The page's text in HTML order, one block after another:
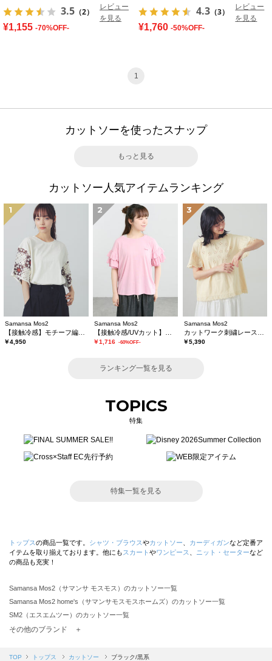
3.5 （2）
レビュー
を見る
¥1,155 -70%OFF-
4.3 （3）
レビュー
を見る
¥1,760 -50%OFF-
1
カットソーを使ったスナップ
もっと見る
カットソー人気アイテムランキング
1
Samansa Mos2
￥4,950
2
Samansa Mos2
￥1,716 -60%OFF-
3
Samansa Mos2
￥5,390
ランキング一覧を見る
TOPICS
特集
特集一覧を見る
トップスの商品一覧です。 シャツ・ブラウスやカットソー カーディガンなど定番ア
イテムを取り揃えております。他にも スカート やワンピース ニット・セーターなど
の商品も充実！
Samansa Mos2（サマンサ モスモス）のカットソー一覧
Samansa Mos2 home's（サマンサモスモスホームズ）のカットソー一覧
SM2（エスエムツー）のカットソー一覧
TSUHARU by Samansa Mos2（ツハルバイサマンサモスモス）のカットソー一覧
Samansa Mos2 blue（サマンサモスモス ブルー）のカットソー一覧
その他のブランド ＋
TOP トップス カットソー ブラック/黒系